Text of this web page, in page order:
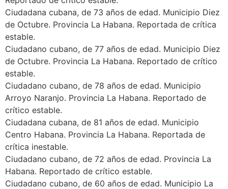
Ciudadana cubana, de 73 años de edad. Municipio Diez
de Octubre. Provincia La Habana. Reportada de crítica
estable.
Ciudadano cubano, de 77 años de edad. Municipio Diez
de Octubre. Provincia La Habana. Reportado de crítico
estable.
Ciudadano cubano, de 78 años de edad. Municipio
Arroyo Naranjo. Provincia La Habana. Reportado de
crítico estable.
Ciudadana cubana, de 81 años de edad. Municipio
Centro Habana. Provincia La Habana. Reportada de
crítica inestable.
Ciudadano cubano, de 72 años de edad. Provincia La
Habana. Reportado de crítico estable.
Ciudadano cubano, de 60 años de edad. Municipio La